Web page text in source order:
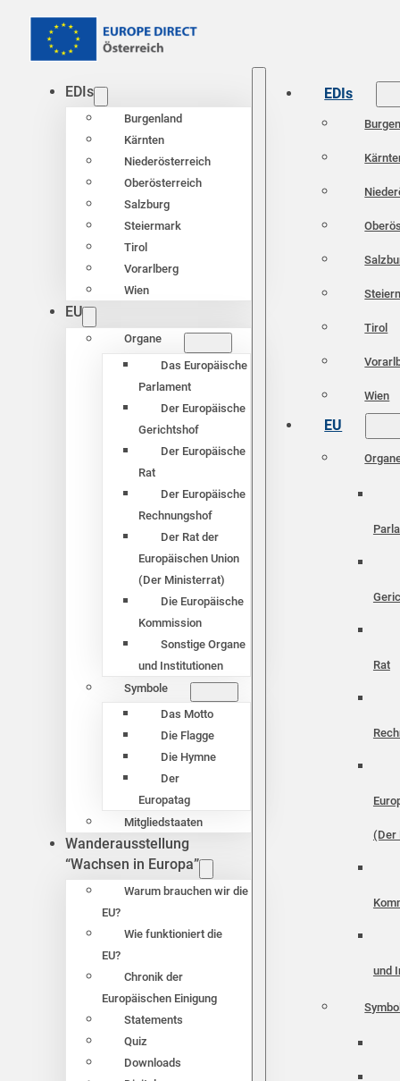
EDIs
Burgenland
Kärnten
Niederösterreich
Oberösterreich
Salzburg
Steiermark
Tirol
Vorarlberg
Wien
EU
Organe
Das Europäische
Parlament
Der Europäische
Gerichtshof
Der Europäische
Rat
Der Europäische
Rechnungshof
Der Rat der
Europäischen Union
(Der Ministerrat)
Die Europäische
Kommission
Sonstige Organe
und Institutionen
Symbole
Das Motto
Die Flagge
Die Hymne
Der
Europatag
Mitgliedstaaten
Wanderausstellung
“Wachsen in Europa”
Warum brauchen wir die
EU?
Wie funktioniert die
EU?
Chronik der
Europäischen Einigung
Statements
Quiz
Downloads
EDIs
Tirol
Wien
EU
Rat
(Der
und